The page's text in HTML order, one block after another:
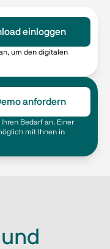
einloggen
um den digitalen
anfordern
Bedarf an. Einer
mit Ihnen in